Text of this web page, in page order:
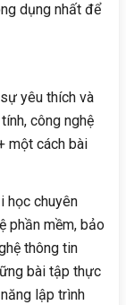
dụng nhất để
yêu thích và
công nghệ
một cách bài
học chuyên
phần mềm, bảo
thông tin
bài tập thực
lập trình